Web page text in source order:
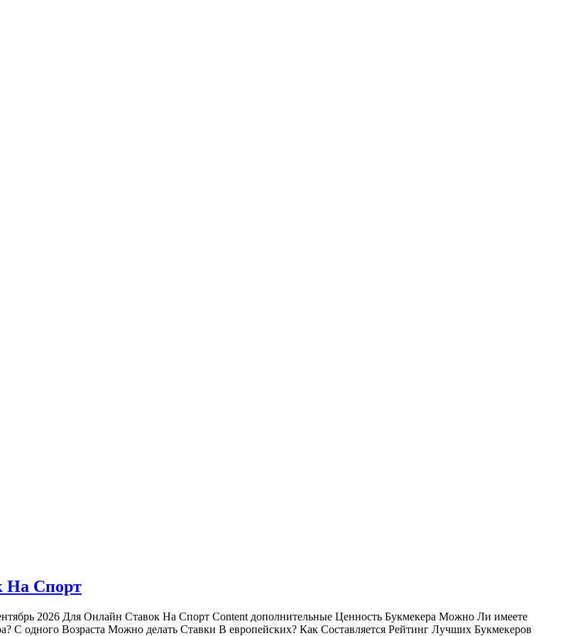
На Спорт
2026 Для Онлайн Ставок На Спорт Content дополнительные Ценность Букмекера Можно Ли имеете
С одного Возраста Можно делать Ставки В европейских? Как Составляется Рейтинг Лучших Букмекеров